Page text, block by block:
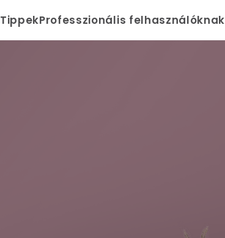
TippekProfesszionális felhasználóknak